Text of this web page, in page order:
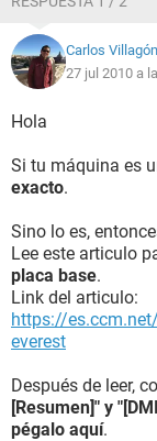
Carlos
27 jul 2010 a
Hola
Si tu máquina es
exacto.
Sino lo es,
Lee este articulo
placa base.
Link del articulo:
https://
everest
Después de leer,
[Resumen]" y
pégalo aquí.